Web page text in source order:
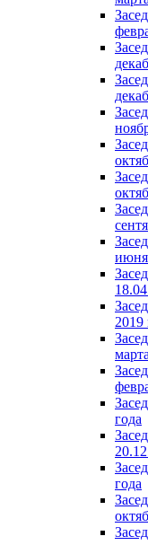
июня
2019
года
года